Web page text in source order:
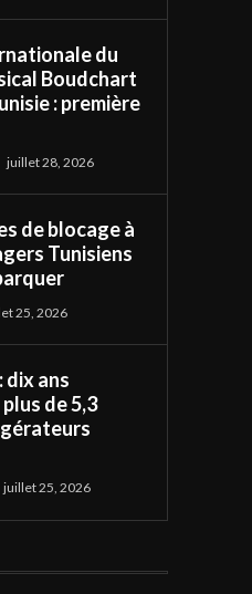
du
Boudchart
: première
juillet 28, 2026
de blocage à
Tunisiens
25, 2026
dix ans
de 5,3
juillet 25, 2026